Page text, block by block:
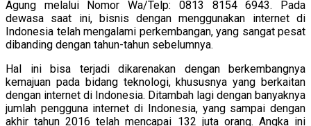
Agung melalui Nomor Wa/Telp: 0813 8154 6943. Pada
dewasa saat ini, bisnis dengan menggunakan internet di
Indonesia telah mengalami perkembangan, yang sangat pesat
dibanding dengan tahun-tahun sebelumnya.
Hal ini bisa terjadi dikarenakan dengan berkembangnya
kemajuan pada bidang teknologi, khususnya yang berkaitan
dengan internet di Indonesia. Ditambah lagi dengan banyaknya
jumlah pengguna internet di Indonesia, yang sampai dengan
akhir tahun 2016 telah mencapai 132 juta orang. Angka ini